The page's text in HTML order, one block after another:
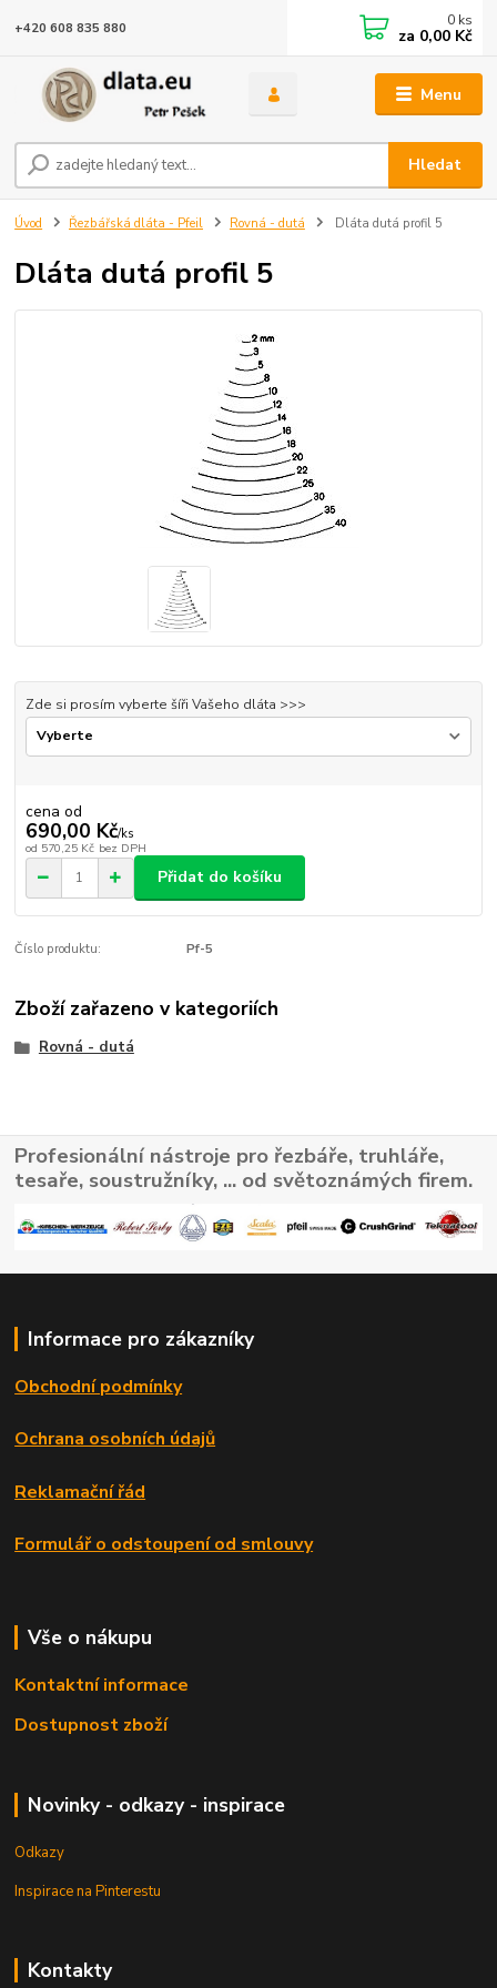
Menu
Hledat
+420 608 835 880 0 ks
za 0,00 Kč
Úvod Řezbářská dláta - Pfeil Rovná - dutá Dláta dutá profil 5
Dláta dutá profil 5
Zde si prosím vyberte šíři Vašeho dláta >>>
cena od
690,00 Kč/ks
od 570,25 Kč bez DPH
Přidat do košíku
Číslo produktu: Pf-5
Zboží zařazeno v kategoriích
Rovná - dutá
Profesionální nástroje pro řezbáře, truhláře,
tesaře, soustružníky, ... od světoznámých firem.
Informace pro zákazníky
Obchodní podmínky
Ochrana osobních údajů
Reklamační řád
Formulář o odstoupení od smlouvy
Vše o nákupu
Kontaktní informace
Dostupnost zboží
Novinky - odkazy - inspirace
Odkazy
Inspirace na Pinterestu
Kontakty